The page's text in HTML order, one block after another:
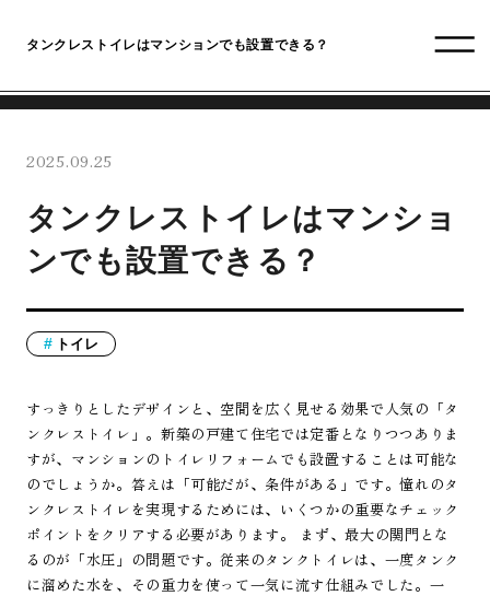
タンクレストイレはマンションでも設置できる？
2025.09.25
タンクレストイレはマンショ
ンでも設置できる？
トイレ
すっきりとしたデザインと、空間を広く見せる効果で人気の「タ
ンクレストイレ」。新築の戸建て住宅では定番となりつつありま
すが、マンションのトイレリフォームでも設置することは可能な
のでしょうか。答えは「可能だが、条件がある」です。憧れのタ
ンクレストイレを実現するためには、いくつかの重要なチェック
ポイントをクリアする必要があります。 まず、最大の関門とな
るのが「水圧」の問題です。従来のタンクトイレは、一度タンク
に溜めた水を、その重力を使って一気に流す仕組みでした。一